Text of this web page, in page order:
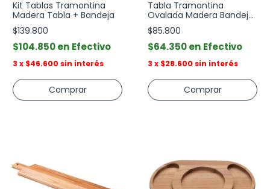
Kit Tablas Tramontina
Madera Tabla + Bandeja
$139.800
$104.850 Efectivo
3 x $46.600 sin interés
Tabla Tramontina
Ovalada Madera Bandeja
Servir
$85.800
$64.350 Efectivo
3 x $28.600 sin interés